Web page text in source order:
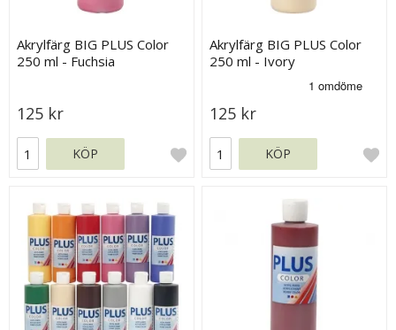
Akrylfärg BIG PLUS Color
250 ml - Fuchsia
125 kr
KÖP
Akrylfärg BIG PLUS Color
250 ml - Ivory
125 kr
KÖP